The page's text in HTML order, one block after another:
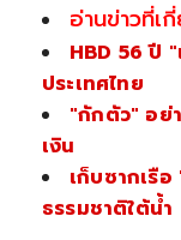
อ่านข่าวที่เ
HBD 56 ปี
ประเทศไทย
"กักตัว" อย่
เงิน
เก็บซากเรื
ธรรมชาติใต้น้ำ